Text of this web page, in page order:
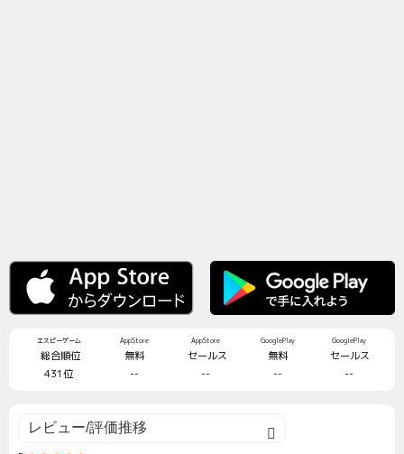
エスピーゲーム
総合順位
431位
AppStore
無料
--
AppStore
セールス
--
GooglePlay
無料
--
GooglePlay
セールス
--